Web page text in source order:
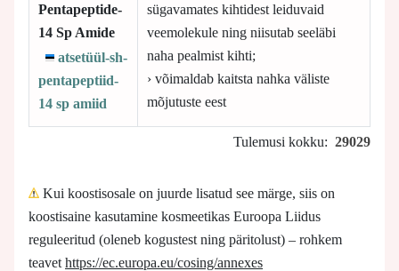
Pentapeptide-
14 Sp Amide
atsetüül-sh-
pentapeptiid-
14 sp amiid
sügavamates kihtidest leiduvaid
veemolekule ning niisutab seeläbi
naha pealmist kihti;
› võimaldab kaitsta nahka väliste
mõjutuste eest
Tulemusi kokku: 29029
Kui koostisosale on juurde lisatud see märge, siis on
koostisaine kasutamine kosmeetikas Euroopa Liidus
reguleeritud (oleneb kogustest ning päritolust) – rohkem
teavet https://ec.europa.eu/cosing/annexes